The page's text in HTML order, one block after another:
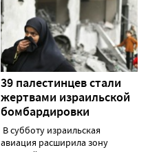
39 палестинцев стали
жертвами израильской
бомбардировки
В субботу израильская
авиация расширила зону